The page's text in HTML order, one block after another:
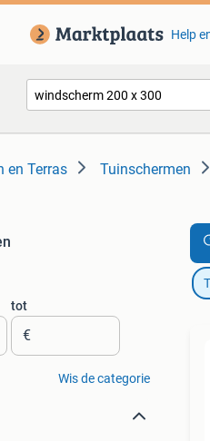
Help
en Terras Tuinschermen
tot
€
Wis de categorie